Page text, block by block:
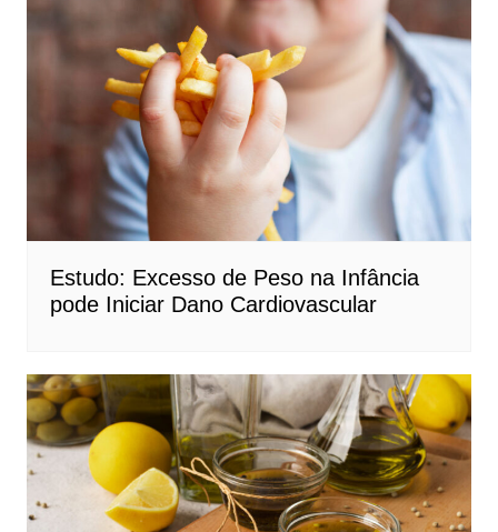
Estudo: Excesso de Peso na Infância
pode Iniciar Dano Cardiovascular